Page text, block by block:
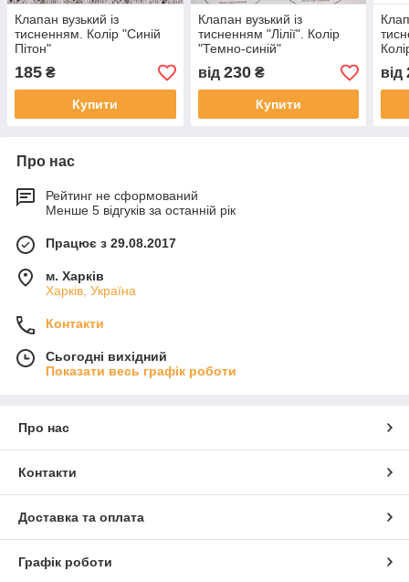
Клапан вузький із
тисненням. Колір "Синій
Пітон"
185 ₴
Купити
Клапан вузький із
тисненням "Лілії". Колір
"Темно-синій"
від 230₴
Купити
від
Про нас
Рейтинг не сформований
Менше 5 відгуків за останній рік
Працює з 29.08.2017
м. Харків
Харків, Україна
Контакти
Сьогодні вихідний
Показати весь графік роботи
Про нас
Контакти
Доставка та оплата
Графік роботи